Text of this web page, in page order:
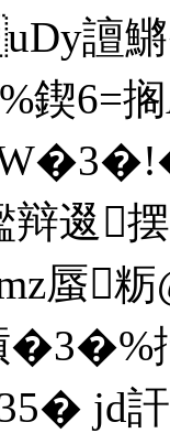
譠鱂
鍥6=
逫
蜃
35� jd